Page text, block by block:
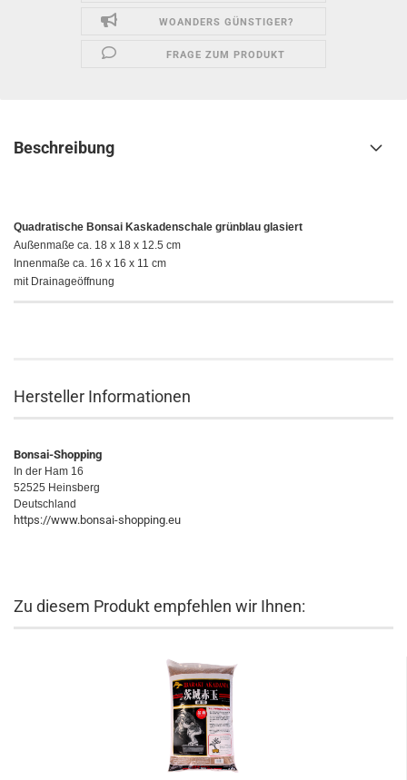
WOANDERS GÜNSTIGER?
FRAGE ZUM PRODUKT
Beschreibung
Quadratische Bonsai Kaskadenschale grünblau glasiert
Außenmaße ca. 18 x 18 x 12.5 cm
Innenmaße ca. 16 x 16 x 11 cm
mit Drainageöffnung
Hersteller Informationen
Bonsai-Shopping
In der Ham 16
52525 Heinsberg
Deutschland
https://www.bonsai-shopping.eu
Zu diesem Produkt empfehlen wir Ihnen: